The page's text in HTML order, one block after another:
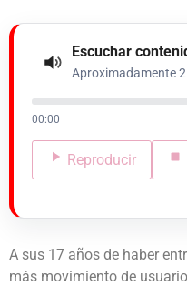
Escuchar
Aproximadamente
00:00
Reproducir
A sus 17 años de haber
más movimiento de